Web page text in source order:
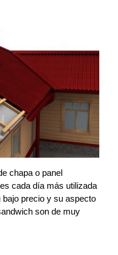
chapa o panel
cada día más utilizada
bajo precio y su aspecto
son de muy